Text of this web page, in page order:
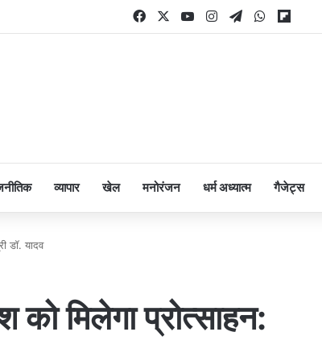
FacebookYouTubeInstagram
TelegramWhatsApp
व्यापार खेल मनोरंजन धर्म अध्यात्म गैजेट्स
डॉ. यादव
मिलेगा प्रोत्साहन: